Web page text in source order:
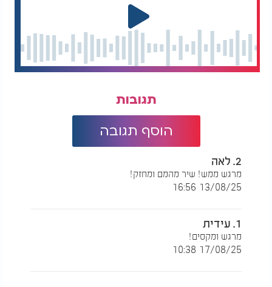
תגובות
הוסף תגובה
2. לאה
מרגש ממש! שיר מהמם ומחזק!
13/08/25 16:56
1. עידית
מרגש ומקסים!
17/08/25 10:38